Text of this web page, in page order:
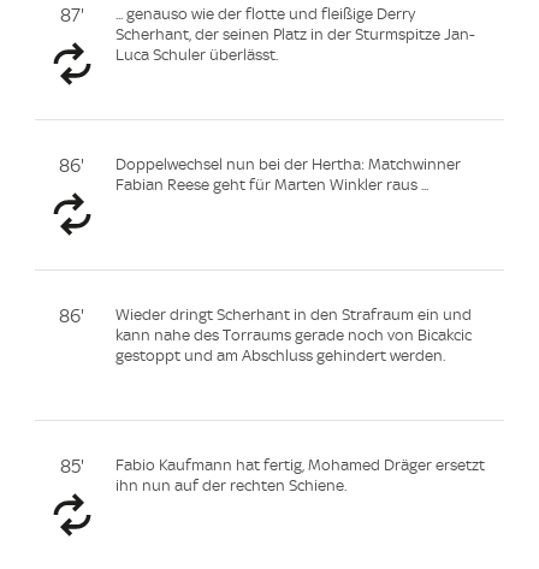
87'
... genauso wie der flotte und fleißige Derry
Scherhant, der seinen Platz in der Sturmspitze Jan-
Luca Schuler überlässt.
86'
Doppelwechsel nun bei der Hertha: Matchwinner
Fabian Reese geht für Marten Winkler raus ...
86'
Wieder dringt Scherhant in den Strafraum ein und
kann nahe des Torraums gerade noch von Bicakcic
gestoppt und am Abschluss gehindert werden.
85'
Fabio Kaufmann hat fertig, Mohamed Dräger ersetzt
ihn nun auf der rechten Schiene.